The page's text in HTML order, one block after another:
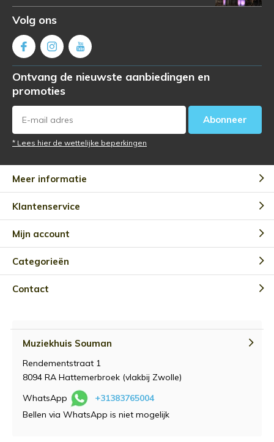
Volg ons
Ontvang de nieuwste aanbiedingen en
promoties
Abonneer
* Lees hier de wettelijke beperkingen
Meer informatie
Klantenservice
Mijn account
Categorieën
Contact
Muziekhuis Souman
Rendementstraat 1
8094 RA Hattemerbroek (vlakbij Zwolle)
WhatsApp
+31383765004
Bellen via WhatsApp is niet mogelijk